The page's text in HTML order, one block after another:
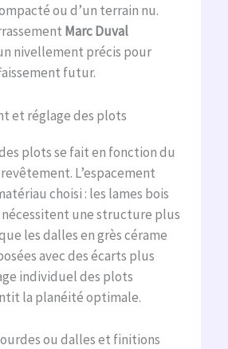
ou d’un terrain nu.
Marc Duval
nivellement précis pour
futur.
et réglage des plots
plots se fait en fonction du
L’espacement
choisi : les lames bois
une structure plus
les dalles en grès cérame
avec des écarts plus
individuel des plots
la planéité optimale.
ou dalles et finitions